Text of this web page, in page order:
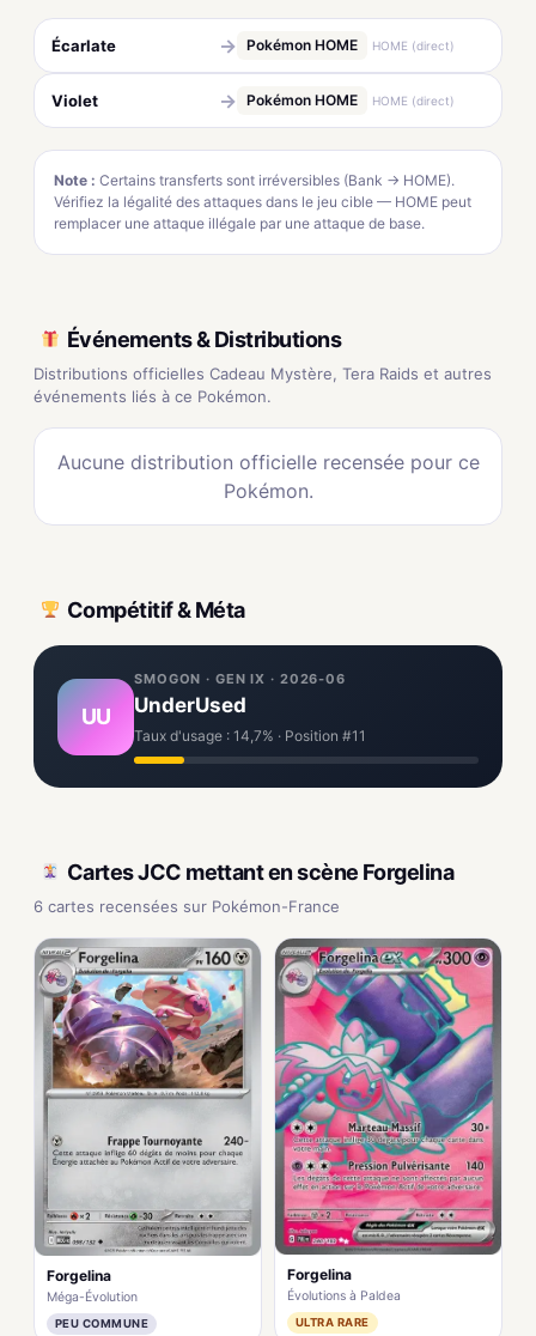
Écarlate → Pokémon HOME HOME (direct)
Violet → Pokémon HOME HOME (direct)
Note : Certains transferts sont irréversibles (Bank → HOME).
Vérifiez la légalité des attaques dans le jeu cible — HOME peut
remplacer une attaque illégale par une attaque de base.
Événements & Distributions
Distributions officielles Cadeau Mystère, Tera Raids et autres
événements liés à ce Pokémon.
Aucune distribution officielle recensée pour ce
Pokémon.
Compétitif & Méta
UU
SMOGON · GEN IX · 2026-06
UnderUsed
Taux d'usage : 14,7% · Position #11
Cartes JCC mettant en scène Forgelina
6 cartes recensées sur Pokémon-France
Forgelina
Méga-Évolution
PEU COMMUNE
Forgelina
Évolutions à Paldea
ULTRA RARE